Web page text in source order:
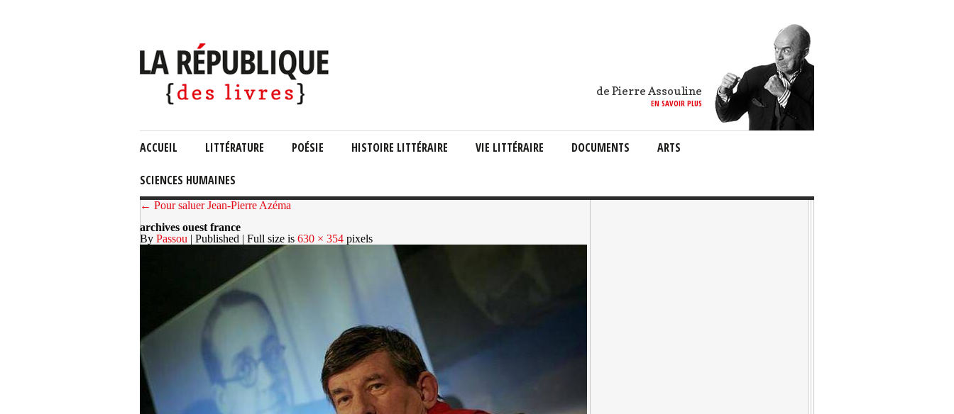
de Pierre Assouline
EN SAVOIR PLUS
ACCUEIL LITTÉRATURE POÉSIE HISTOIRE LITTÉRAIRE VIE LITTÉRAIRE DOCUMENTS ARTS
SCIENCES HUMAINES
← Pour saluer Jean-Pierre Azéma
archives ouest france
By Passou | Published | Full size is 630 × 354 pixels